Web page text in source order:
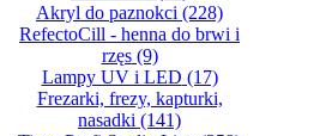
Akryl do paznokci (228)
RefectoCill - henna do brwi i
rzęs(9)
Lampy UV i LED (17)
Frezarki, frezy, kapturki,
nasadki (141)